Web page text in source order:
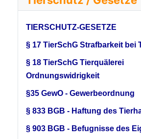
TIERSCHUTZ-GESETZE
§ 17 TierSchG Strafbarkeit bei
§ 18 TierSchG Tierquälerei
Ordnungswidrigkeit
§35 GewO - Gewerbeordnung
§ 833 BGB - Haftung des
§ 903 BGB - Befugnisse des